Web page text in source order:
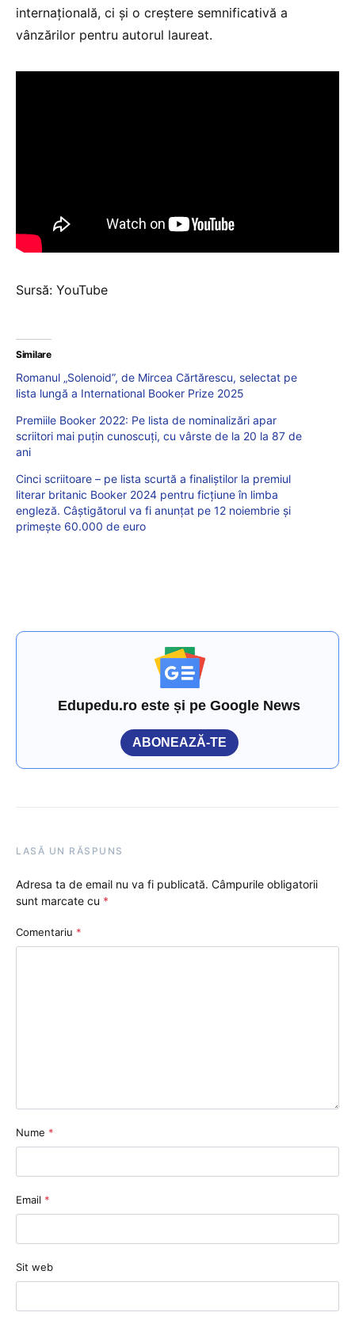
internațională, ci și o creștere semnificativă a
vânzărilor pentru autorul laureat.
Sursă: YouTube
Similare
Romanul „Solenoid”, de Mircea Cărtărescu, selectat pe
lista lungă a International Booker Prize 2025
Premiile Booker 2022: Pe lista de nominalizări apar
scriitori mai puțin cunoscuți, cu vârste de la 20 la 87 de
ani
Cinci scriitoare – pe lista scurtă a finaliștilor la premiul
literar britanic Booker 2024 pentru ficțiune în limba
engleză. Câștigătorul va fi anunțat pe 12 noiembrie și
primește 60.000 de euro
Edupedu.ro este și pe Google News
ABONEAZĂ-TE
LASĂ UN RĂSPUNS
Adresa ta de email nu va fi publicată. Câmpurile obligatorii
sunt marcate cu *
Comentariu *
Nume *
Email *
Sit web